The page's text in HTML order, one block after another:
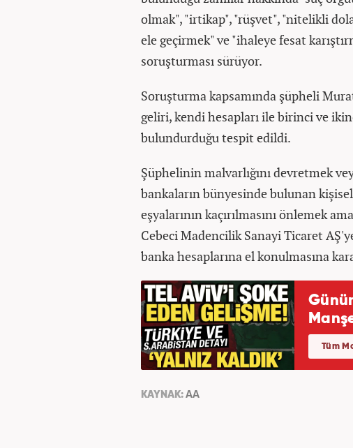
olmak", "irtikap", "rüşvet", "nitelikli
ele geçirmek" ve "ihaleye fesat
soruşturması sürüyor.
Soruşturma kapsamında şüpheli
geliri, kendi hesapları ile birinci ve
bulundurduğu tespit edildi.
Şüphelinin malvarlığını devretmek
bankaların bünyesinde bulunan
eşyalarının kaçırılmasını önlemek
Cebeci Madencilik Sanayi Ticaret
banka hesaplarına el konulmasına
KAYNAK: AA